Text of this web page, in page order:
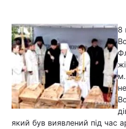
Україна
Економіка
Спорт
Техно і зв'язок
Зброя
8
який був виявлений під час